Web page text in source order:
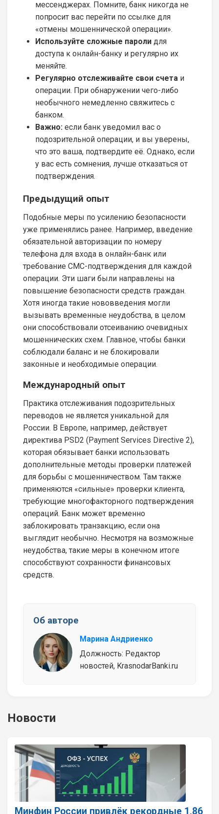
мессенджерах. Помните, банк никогда не
попросит вас перейти по ссылке для
«отмены мошеннической операции».
Используйте сложные пароли для
доступа к онлайн-банку и регулярно их
меняйте.
Регулярно отслеживайте свои счета и
операции. При обнаружении чего-либо
необычного немедленно свяжитесь с
банком.
Важно: если банк уведомил вас о
подозрительной операции, и вы уверены,
что это ваша, подтвердите её. Однако, если
у вас есть сомнения, лучше отказаться от
подтверждения.
Предыдущий опыт
Подобные меры по усилению безопасности
уже применялись ранее. Например, введение
обязательной авторизации по номеру
телефона для входа в онлайн-банк или
требование СМС-подтверждения для каждой
операции. Эти шаги были направлены на
повышение безопасности средств граждан.
Хотя иногда такие нововведения могли
вызывать временные неудобства, в целом
они способствовали отсеиванию очевидных
мошеннических схем. Главное, чтобы банки
соблюдали баланс и не блокировали
законные и необходимые операции.
Международный опыт
Практика отслеживания подозрительных
переводов не является уникальной для
России. В Европе, например, действует
директива PSD2 (Payment Services Directive 2),
которая обязывает банки использовать
дополнительные методы проверки платежей
для борьбы с мошенничеством. Там также
применяются «сильные» проверки клиента,
требующие многофакторного подтверждения
операций. Банк может временно
заблокировать транзакцию, если она
выглядит необычно. Несмотря на возможные
неудобства, такие меры в конечном итоге
способствуют сохранности финансовых
средств.
Об авторе
Марина Андриенко
Должность: Редактор
новостей, KrasnodarBanki.ru
Новости
Минфин России привлёк рекордные 1,86